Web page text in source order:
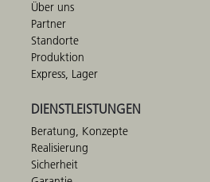
Über uns
Partner
Standorte
Produktion
Express, Lager
DIENSTLEISTUNGEN
Beratung, Konzepte
Realisierung
Sicherheit